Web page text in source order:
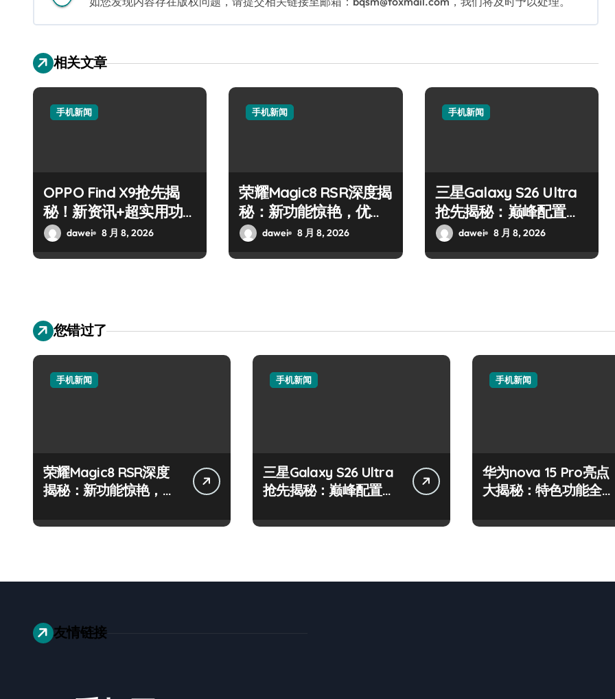
相关文章
手机新闻
OPPO Find X9抢先揭
秘！新资讯+超实用功
能速来围观
dawei 8 月 8, 2026
手机新闻
荣耀Magic8 RSR深度揭
秘：新功能惊艳，优惠
来袭，速看评测！
dawei 8 月 8, 2026
手机新闻
三星Galaxy S26 Ultra
抢先揭秘：巅峰配置，
亮点全解析！
dawei 8 月 8, 2026
您错过了
手机新闻
荣耀Magic8 RSR深度
揭秘：新功能惊艳，优
手机新闻
三星Galaxy S26 Ultra
抢先揭秘：巅峰配置，
手机新闻
华为nova 15 Pro亮点
大揭秘：特色功能全掌
友情链接